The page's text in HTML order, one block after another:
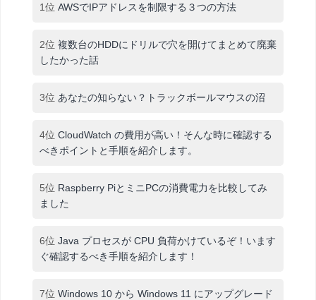
1位 AWSでIPアドレスを制限する３つの方法
2位 複数台のHDDにドリルで穴を開けてまとめて廃棄
したかった話
3位 あなたの知らない？トラックボールマウスの沼
4位 CloudWatch の費用が高い！そんな時に確認する
べきポイントと手順を紹介します。
5位 Raspberry PiとミニPCの消費電力を比較してみ
ました
6位 Java プロセスが CPU 負荷かけているぞ！います
ぐ確認するべき手順を紹介します！
7位 Windows 10 から Windows 11 にアップグレード